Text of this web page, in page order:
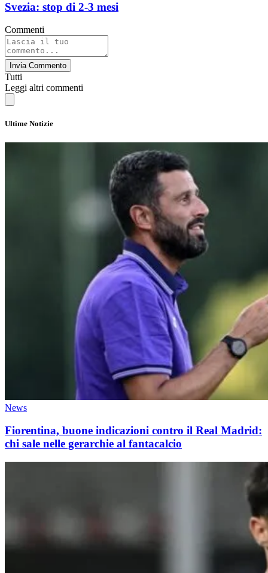
Svezia: stop di 2-3 mesi
Commenti
Invia Commento
Tutti
Leggi altri commenti
Ultime Notizie
News
Fiorentina, buone indicazioni contro il Real Madrid:
chi sale nelle gerarchie al fantacalcio